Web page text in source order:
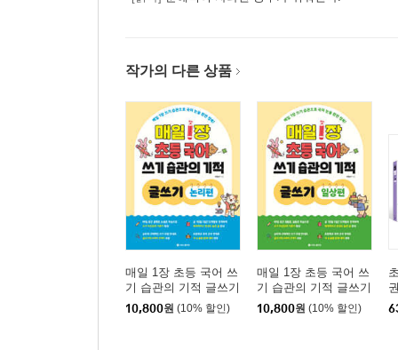
작가의 다른 상품
매일 1장 초등 국어 쓰
기 습관의 기적 글쓰기
: 논리편
10,800원 (10% 할인)
매일 1장 초등 국어 쓰
기 습관의 기적 글쓰기
: 일상편
10,800원 (10% 할인)